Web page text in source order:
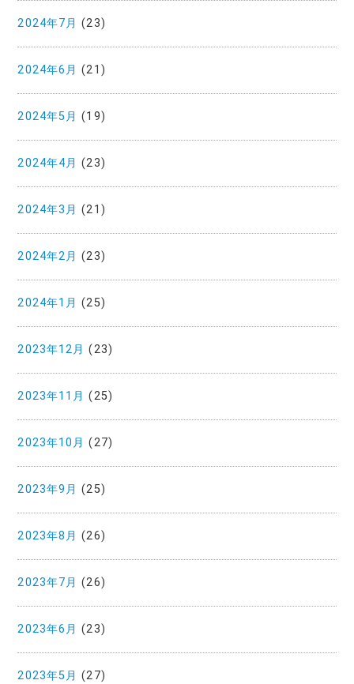
2024年7月 (23)
2024年6月 (21)
2024年5月 (19)
2024年4月 (23)
2024年3月 (21)
2024年2月 (23)
2024年1月 (25)
2023年12月 (23)
2023年11月 (25)
2023年10月 (27)
2023年9月 (25)
2023年8月 (26)
2023年7月 (26)
2023年6月 (23)
2023年5月 (27)